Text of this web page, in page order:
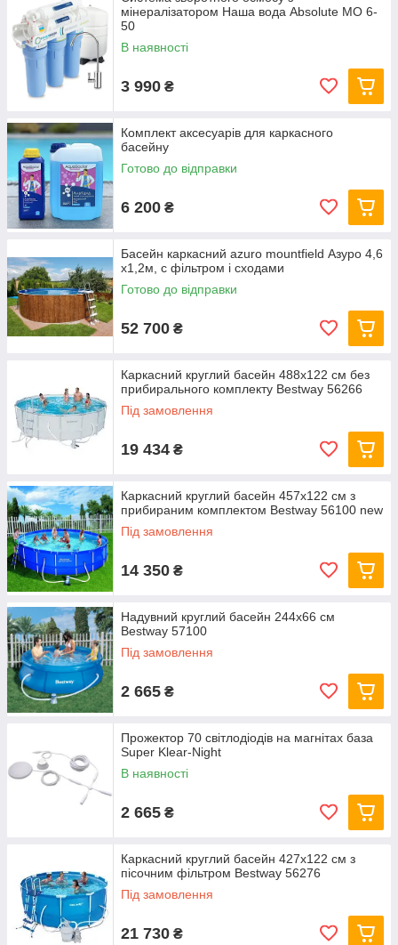
мінералізатором Наша вода Absolute МО 6-
50
В наявності
3 990 ₴
Комплект аксесуарів для каркасного
басейну
Готово до відправки
6 200 ₴
Басейн каркасний azuro mountfield Азуро 4,6
х1,2м, c фільтром і сходами
Готово до відправки
52 700 ₴
Каркасний круглий басейн 488x122 см без
прибирального комплекту Bestway 56266
Під замовлення
19 434 ₴
Каркасний круглий басейн 457x122 см з
прибираним комплектом Bestway 56100 new
Під замовлення
14 350 ₴
Надувний круглий басейн 244х66 см
Bestway 57100
Під замовлення
2 665 ₴
Прожектор 70 світлодіодів на магнітах база
Super Klear-Night
В наявності
2 665 ₴
Каркасний круглий басейн 427x122 см з
пісочним фільтром Bestway 56276
Під замовлення
21 730 ₴